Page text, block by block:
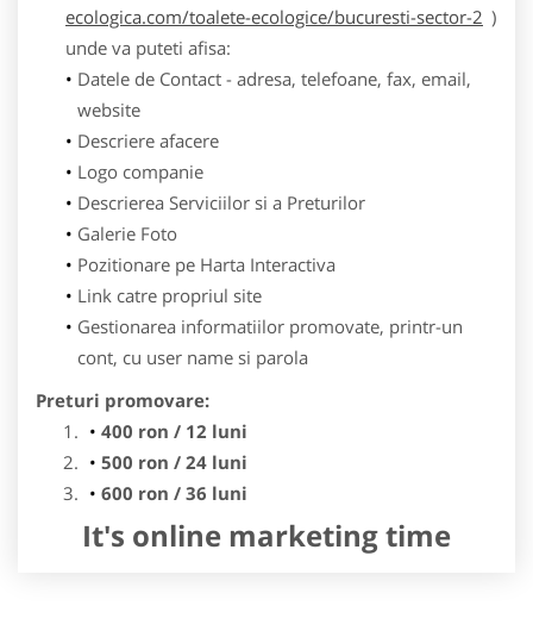
ecologica.com/toalete-ecologice/bucuresti-sector-2 )
unde va puteti afisa:
Datele de Contact - adresa, telefoane, fax, email,
website
Descriere afacere
Logo companie
Descrierea Serviciilor si a Preturilor
Galerie Foto
Pozitionare pe Harta Interactiva
Link catre propriul site
Gestionarea informatiilor promovate, printr-un
cont, cu user name si parola
Preturi promovare:
400 ron / 12 luni
500 ron / 24 luni
600 ron / 36 luni
It's online marketing time